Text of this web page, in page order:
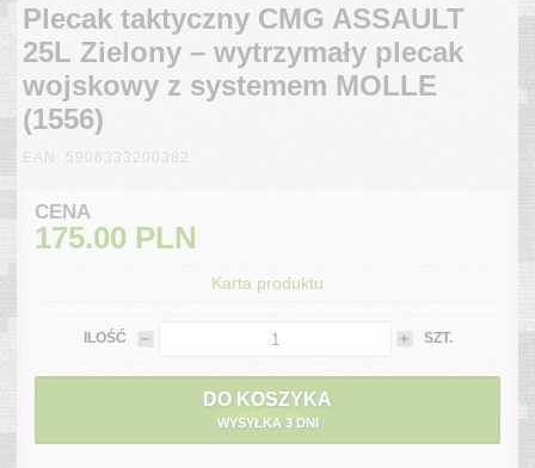
Plecak taktyczny CMG ASSAULT
25L Zielony – wytrzymały plecak
wojskowy z systemem MOLLE
(1556)
EAN: 5906333200382
CENA
175.00 PLN
Karta produktu
ILOŚĆ SZT.
DO KOSZYKA
WYSYŁKA 3 DNI